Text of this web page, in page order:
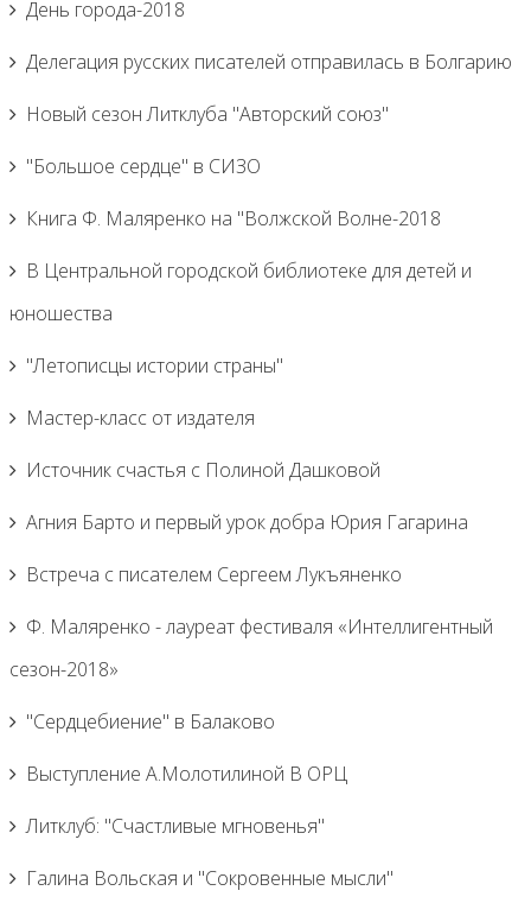
День города-2018
Делегация русских писателей отправилась в Болгарию
Новый сезон Литклуба "Авторский союз"
"Большое сердце" в СИЗО
Книга Ф. Маляренко на "Волжской Волне-2018
В Центральной городской библиотеке для детей и
юношества
"Летописцы истории страны"
Мастер-класс от издателя
Источник счастья с Полиной Дашковой
Агния Барто и первый урок добра Юрия Гагарина
Встреча с писателем Сергеем Лукъяненко
Ф. Маляренко - лауреат фестиваля «Интеллигентный
сезон-2018»
"Сердцебиение" в Балаково
Выступление А.Молотилиной В ОРЦ
Литклуб: "Счастливые мгновенья"
Галина Вольская и "Сокровенные мысли"